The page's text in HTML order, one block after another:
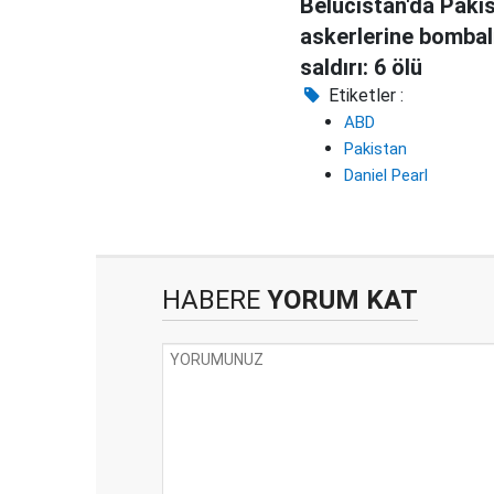
Belucistan'da
askerlerine
saldırı: 6 ölü
Etiketler :
ABD
Pakistan
Daniel Pearl
HABERE YORUM KAT